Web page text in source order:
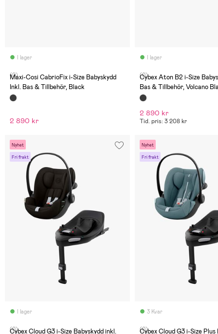
I lager
(0)
Maxi-Cosi CabrioFix i-Size Babyskydd
Inkl. Bas & Tillbehör, Black
2 890 kr
I lager
(0)
Cybex Aton B2 i-Size
Bas & Tillbehör, Volcano
2 890 kr
Tid. pris: 3 208 kr
Nyhet
Fri frakt
I lager
(0)
Cybex Cloud G3 i-Size Babyskydd inkl.
Nyhet
Fri frakt
3 Kvar
(0)
Cybex Cloud G3 i-Size Plus